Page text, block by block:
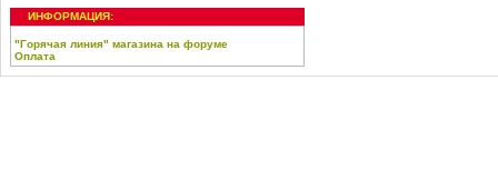
ИНФОРМАЦИЯ:
"Горячая линия" магазина на форуме
Оплата